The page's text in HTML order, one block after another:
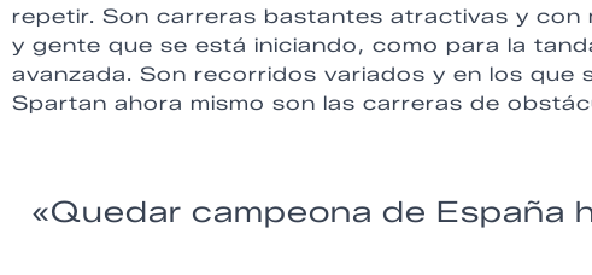
repetir. Son carreras bastantes atractivas y
y gente que se está iniciando, como para la
avanzada. Son recorridos variados y en los que
Spartan ahora mismo son las carreras de
«Quedar campeona de España